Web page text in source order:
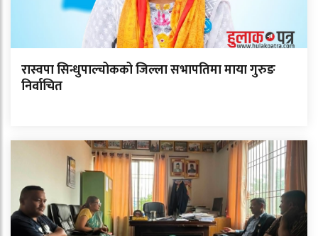
रास्वपा सिन्धुपाल्चोकको जिल्ला सभापतिमा माया गुरुङ
निर्वाचित